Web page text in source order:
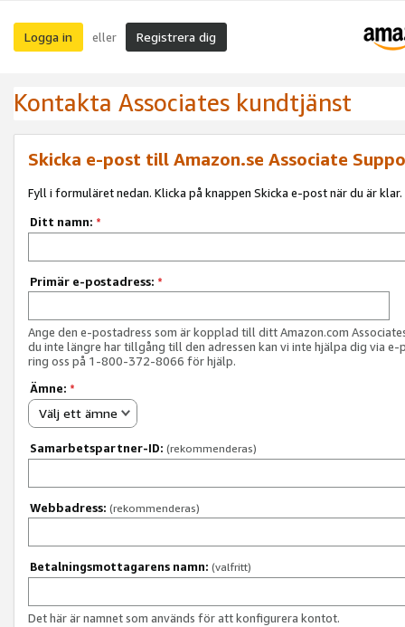
Logga in eller Registrera dig
Kontakta Associates kundtjänst
Skicka e-post till Amazon.se Associate
Fyll i formuläret nedan. Klicka på knappen Skicka e-post när du är klar.
Ditt namn: *
Primär e-postadress: *
Ange den e-postadress som är kopplad till ditt Amazon.com
du inte längre har tillgång till den adressen kan vi inte hjälpa dig via e-
ring oss på 1-800-372-8066 för hjälp.
Ämne: *
Välj ett ämne
Samarbetspartner-ID: (rekommenderas)
Webbadress: (rekommenderas)
Betalningsmottagarens namn: (valfritt)
Det här är namnet som används för att konfigurera kontot.